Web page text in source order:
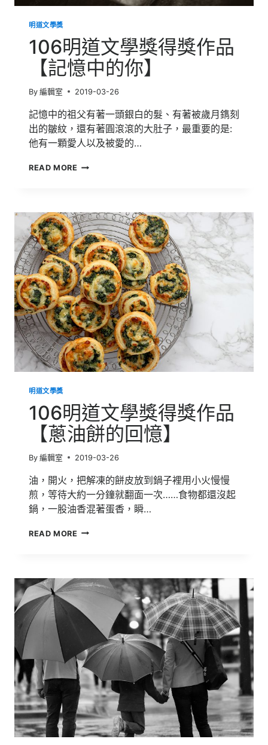
明道文學獎
106明道文學獎得獎作品
【記憶中的你】
By 編輯室 2019-03-26
記憶中的祖父有著一頭銀白的髮、有著被歲月鐫刻
出的皺紋，還有著圓滾滾的大肚子，最重要的是:
他有一顆愛人以及被愛的…
READ MORE 106
獎
得
獎
作
品
【記
憶
中
的
你】
明道文學獎
106明道文學獎得獎作品
【蔥油餅的回憶】
By 編輯室 2019-03-26
油，開火，把解凍的餅皮放到鍋子裡用小火慢慢
煎，等待大約一分鐘就翻面一次……食物都還沒起
鍋，一股油香混著蛋香，瞬…
READ MORE 106
獎
獎
【蔥
油
餅
的
回
憶】